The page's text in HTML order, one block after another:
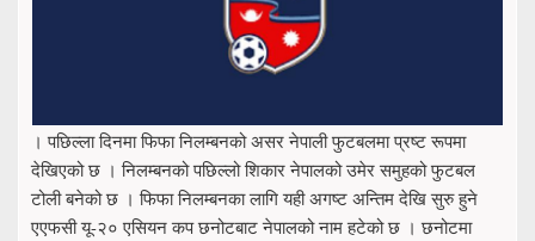
। पछिल्ला दिनमा फिफा निलम्बनको असर नेपाली फुटबलमा प्रष्ट रूपमा
देखिएको छ । निलम्बनको पछिल्लो शिकार नेपालको उमेर समुहको फुटबल
टोली बनेको छ । फिफा निलम्बनका लागि यही अगष्ट अन्तिम देखि सुरु हुने
एएफसी यू-२० एसियन कप छनोटबाट नेपालको नाम हटेको छ । छनोटमा